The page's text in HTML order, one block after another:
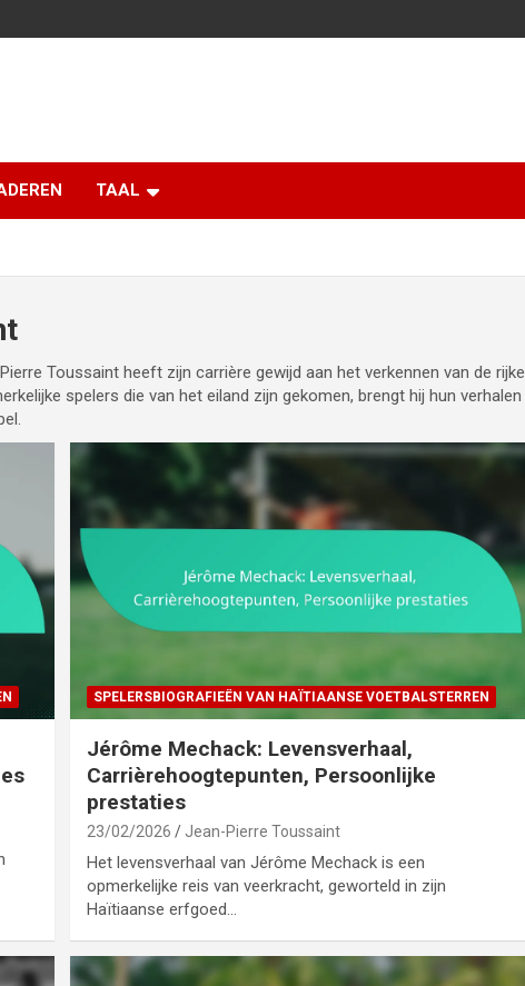
TAAL
Toussaint heeft zijn carrière gewijd aan het verkennen van de rijke
spelers die van het eiland zijn gekomen, brengt hij hun verhalen
SPELERSBIOGRAFIEËN VAN HAÏTIAANSE VOETBALSTERREN
Jérôme Mechack: Levensverhaal,
Carrièrehoogtepunten, Persoonlijke
prestaties
23/02/2026 Jean-Pierre Toussaint
Het levensverhaal van Jérôme Mechack is een
opmerkelijke reis van veerkracht, geworteld in zijn
Haïtiaanse erfgoed…